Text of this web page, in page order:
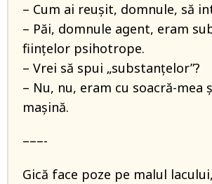
– Cum ai reușit, domnule, să
– Păi, domnule agent, eram
ființelor psihotrope.
– Vrei să spui „substanțelor”?
– Nu, nu, eram cu soacră-mea
mașină.
–––-
Gică face poze pe malul